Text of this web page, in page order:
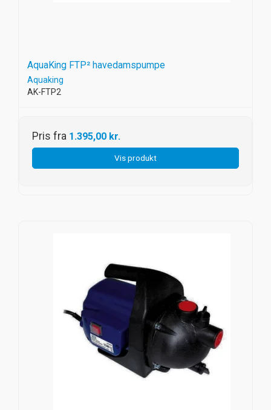
AquaKing FTP² havedamspumpe
Aquaking
AK-FTP2
Pris fra 1.395,00 kr.
Vis produkt